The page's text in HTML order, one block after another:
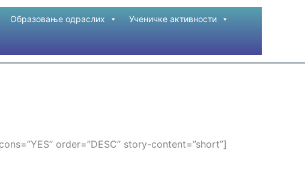
Образовање одраслих Ученичке активности
order=”DESC” story-content=”short”]